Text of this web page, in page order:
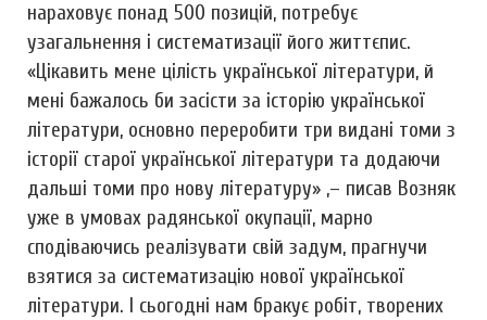
нараховує понад 500 позицiй, потребує
узагальнення i систематизацiї його життєпис.
«Цiкавить мене цiлiсть української лiтератури, й
менi бажалось би засiсти за iсторiю української
лiтератури, основно переробити три виданi томи з
iсторiї старої української лiтератури та додаючи
дальшi томи про нову лiтературу» ,– писав Возняк
уже в умовах радянської окупацiї, марно
сподiваючись реалiзувати свiй задум, прагнучи
взятися за систематизацiю нової української
лiтератури. І сьогоднi нам бракує робiт, творених